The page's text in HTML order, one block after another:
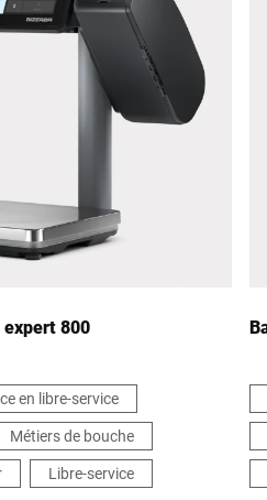
j'accepte l'utilisation de mes
De plus amples informations
Déclaration de protection des
expert 800
en libre-service
Métiers de bouche
Libre-service